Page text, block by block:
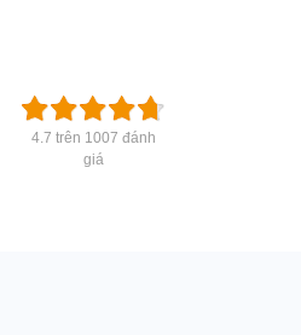
4.7 trên 1007 đánh
giá